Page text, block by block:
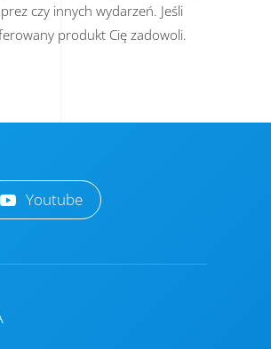
czy innych wydarzeń. Jeśli
produkt Cię zadowoli.
Youtube